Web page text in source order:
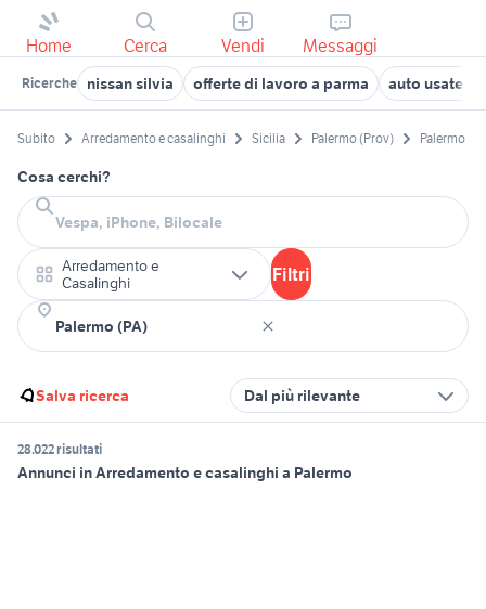
Home Cerca Vendi Messaggi
Ricerche nissan silvia offerte di lavoro a parma auto usate
Subito Arredamento e casalinghi Sicilia Palermo (Prov) Palermo
Cosa cerchi?
Arredamento e
Casalinghi
Filtri
Salva ricerca Dal più rilevante
28.022 risultati
Annunci in Arredamento e casalinghi a Palermo